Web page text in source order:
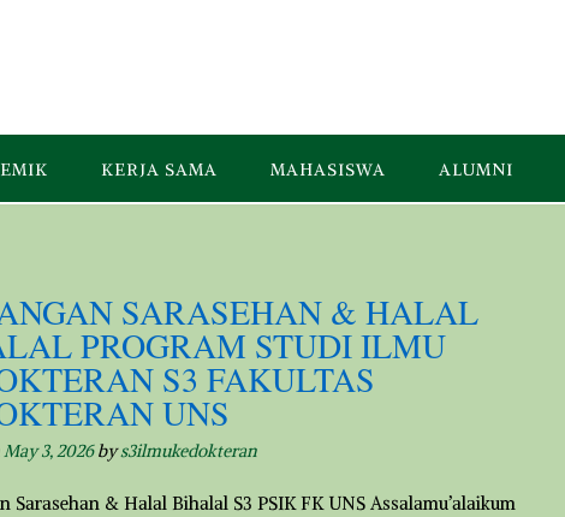
KERJA SAMA MAHASISWA ALUMNI
SARASEHAN & HALAL
PROGRAM STUDI ILMU
S3 FAKULTAS
UNS
May 3, 2026bys3ilmukedokteran
Sarasehan & Halal Bihalal S3 PSIK FK UNS Assalamu’alaikum